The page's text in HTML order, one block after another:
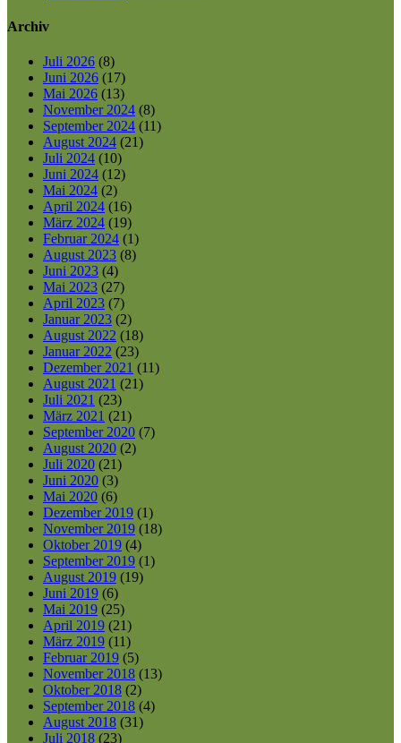
Archiv
Juli 2026 (8)
Juni 2026 (17)
Mai 2026 (13)
November 2024 (8)
September 2024 (11)
August 2024 (21)
Juli 2024 (10)
Juni 2024 (12)
Mai 2024 (2)
April 2024 (16)
März 2024 (19)
Februar 2024 (1)
August 2023 (8)
Juni 2023 (4)
Mai 2023 (27)
April 2023 (7)
Januar 2023 (2)
August 2022 (18)
Januar 2022 (23)
Dezember 2021 (11)
August 2021 (21)
Juli 2021 (23)
März 2021 (21)
September 2020 (7)
August 2020 (2)
Juli 2020 (21)
Juni 2020 (3)
Mai 2020 (6)
Dezember 2019 (1)
November 2019 (18)
Oktober 2019 (4)
September 2019 (1)
August 2019 (19)
Juni 2019 (6)
Mai 2019 (25)
April 2019 (21)
März 2019 (11)
Februar 2019 (5)
November 2018 (13)
Oktober 2018 (2)
September 2018 (4)
August 2018 (31)
Juli 2018 (23)